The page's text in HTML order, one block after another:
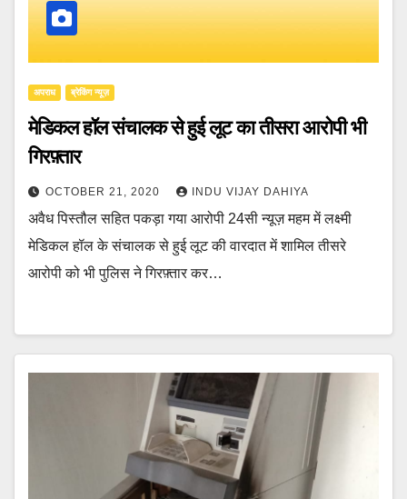
अपराध ब्रेकिंग न्यूज़
मेडिकल हॉल संचालक से हुई लूट का तीसरा आरोपी भी
गिरफ़्तार
OCTOBER 21, 2020 INDU VIJAY DAHIYA
अवैध पिस्तौल सहित पकड़ा गया आरोपी 24सी न्यूज़ महम में लक्ष्मी
मेडिकल हॉल के संचालक से हुई लूट की वारदात में शामिल तीसरे
आरोपी को भी पुलिस ने गिरफ़्तार कर…